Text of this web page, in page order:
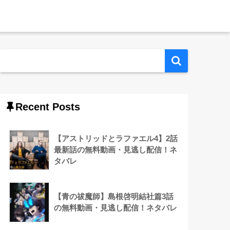
Recent Posts
【アストリッドとラファエル4】2話
最新話の無料動画・見逃し配信！ネ
タバレ
【青の祓魔師】島根啓明結社篇3話
の無料動画・見逃し配信！ネタバレ